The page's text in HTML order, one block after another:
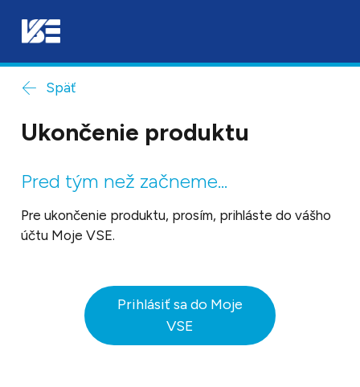
Späť
Ukončenie produktu
Pred tým než začneme...
Pre ukončenie produktu, prosím, prihláste do vášho
účtu Moje VSE.
Prihlásiť sa do Moje
VSE